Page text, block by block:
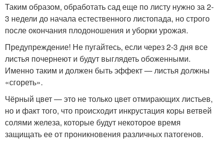
Таким образом, обработать сад еще по листу нужно за 2-
3 недели до начала естественного листопада, но строго
после окончания плодоношения и уборки урожая.
Предупреждение! Не пугайтесь, если через 2-3 дня все
листья почернеют и будут выглядеть обоженными.
Именно таким и должен быть эффект — листья должны
«сгореть».
Чёрный цвет — это не только цвет отмирающих листьев,
но и факт того, что происходит инкрустация коры ветвей
солями железа, которые будут некоторое время
защищать ее от проникновения различных патогенов.